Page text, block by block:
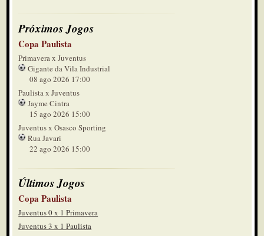
Próximos Jogos
Copa Paulista
Primavera x Juventus
Gigante da Vila Industrial
08 ago 2026 17:00
Paulista x Juventus
Jayme Cintra
15 ago 2026 15:00
Juventus x Osasco Sporting
Rua Javari
22 ago 2026 15:00
Últimos Jogos
Copa Paulista
Juventus 0 x 1 Primavera
Juventus 3 x 1 Paulista